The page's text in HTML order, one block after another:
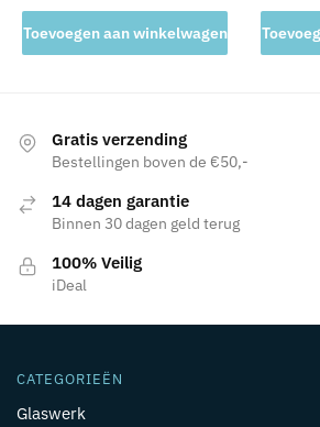
Toevoegen aan winkelwagen
Gratis verzending
Bestellingen boven de €50,-
14 dagen garantie
Binnen 30 dagen geld terug
100% Veilig
iDeal
CATEGORIEËN
Glaswerk